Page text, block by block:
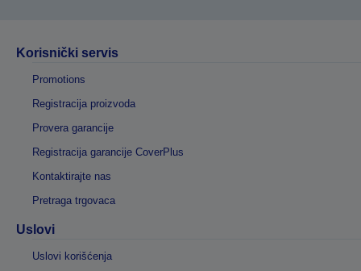
Korisnički servis
Promotions
Registracija proizvoda
Provera garancije
Registracija garancije CoverPlus
Kontaktirajte nas
Pretraga trgovaca
Uslovi
Uslovi korišćenja